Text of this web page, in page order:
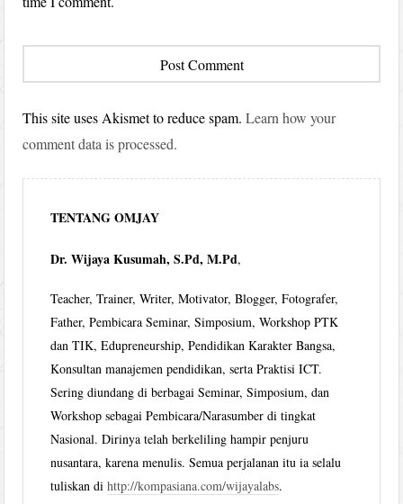
This site uses Akismet to reduce spam.Learn how your
comment data is processed.
TENTANG OMJAY
Dr. Wijaya Kusumah, S.Pd, M.Pd,
Teacher, Trainer, Writer, Motivator, Blogger, Fotografer,
Father, Pembicara Seminar, Simposium, Workshop PTK
dan TIK, Edupreneurship, Pendidikan Karakter Bangsa,
Konsultan manajemen pendidikan, serta Praktisi ICT.
Sering diundang di berbagai Seminar, Simposium, dan
Workshop sebagai Pembicara/Narasumber di tingkat
Nasional. Dirinya telah berkeliling hampir penjuru
nusantara, karena menulis. Semua perjalanan itu ia selalu
tuliskan dihttp://kompasiana.com/wijayalabs.